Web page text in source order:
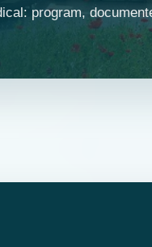
program,